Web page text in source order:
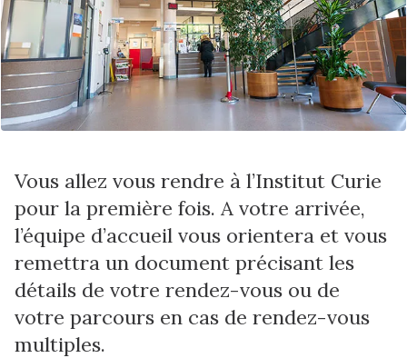
Vous allez vous rendre à l’Institut Curie
pour la première fois. A votre arrivée,
l’équipe d’accueil vous orientera et vous
remettra un document précisant les
détails de votre rendez-vous ou de
votre parcours en cas de rendez-vous
multiples.